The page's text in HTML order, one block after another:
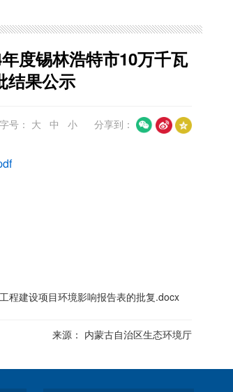
度锡林浩特市10万千瓦
结果公示
字号： 大 中 小 分享到：
程建设项目环境影响报告表的批复.docx
来源： 内蒙古自治区生态环境厅